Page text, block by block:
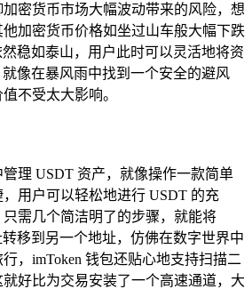
密货币市场大幅波动带来的风险，想
加密货币价格如坐过山车般大幅下跌
稳如泰山，用户此时可以灵活地将资
像在暴风雨中找到一个安全的避风
不受太大影响。
管理 USDT 资产，就像操作一款简单
用户可以轻松地进行 USDT 的充
需几个简洁明了的步骤，就能将
移到另一个地址，仿佛在数字世界中
，imToken 钱包还贴心地支持扫描二
好比为交易安装了一个高速通道，大